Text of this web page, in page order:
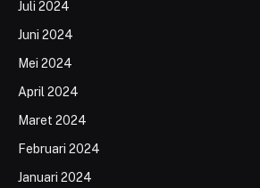
Juli 2024
Juni 2024
Mei 2024
April 2024
Maret 2024
Februari 2024
Januari 2024